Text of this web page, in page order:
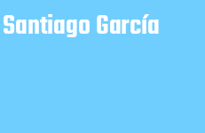
García